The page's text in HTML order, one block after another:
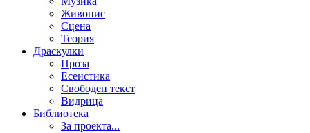
Живопис
Сцена
Теория
Драскулки
Проза
Есеистика
Свободен текст
Видрица
Библиотека
За проекта...